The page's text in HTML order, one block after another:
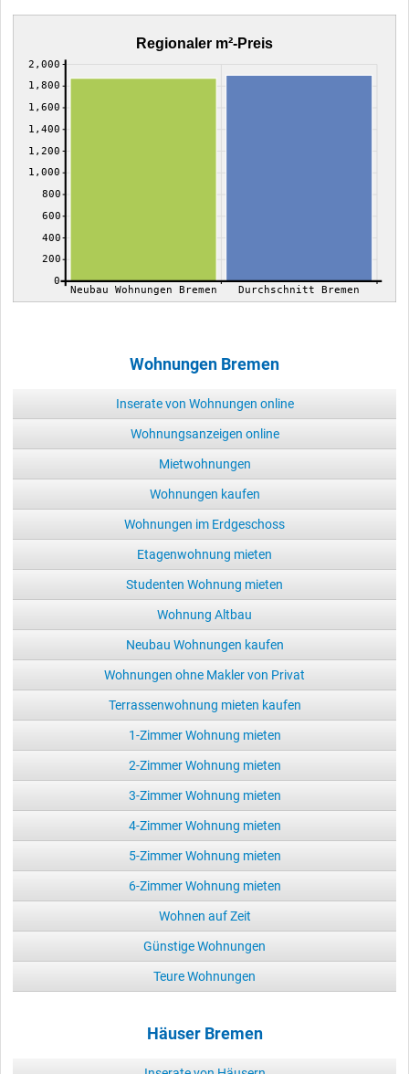
Regionaler m²-Preis
0
200
400
600
800
1,000
1,200
1,400
1,600
1,800
2,000
Neubau Wohnungen Bremen Durchschnitt Bremen
Wohnungen Bremen
Inserate von Wohnungen online
Wohnungsanzeigen online
Mietwohnungen
Wohnungen kaufen
Wohnungen im Erdgeschoss
Etagenwohnung mieten
Studenten Wohnung mieten
Wohnung Altbau
Neubau Wohnungen kaufen
Wohnungen ohne Makler von Privat
Terrassenwohnung mieten kaufen
1-Zimmer Wohnung mieten
2-Zimmer Wohnung mieten
3-Zimmer Wohnung mieten
4-Zimmer Wohnung mieten
5-Zimmer Wohnung mieten
6-Zimmer Wohnung mieten
Wohnen auf Zeit
Günstige Wohnungen
Teure Wohnungen
Häuser Bremen